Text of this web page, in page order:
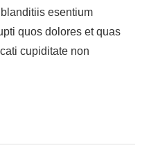
esentium
quos dolores et quas
cupiditate non